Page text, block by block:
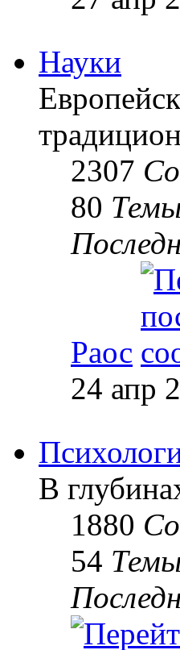
Науки
2307
80 Темы
Раос
24 апр
В
1880
54 Темы